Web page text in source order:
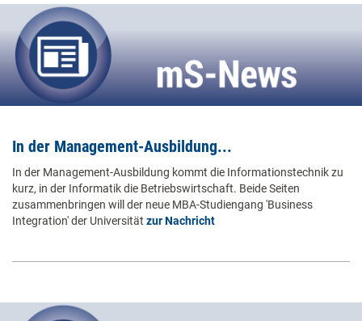
In der Management-Ausbildung...
In der Management-Ausbildung kommt die Informationstechnik zu
kurz, in der Informatik die Betriebswirtschaft. Beide Seiten
zusammenbringen will der neue MBA-Studiengang 'Business
Integration' der Universität zur Nachricht